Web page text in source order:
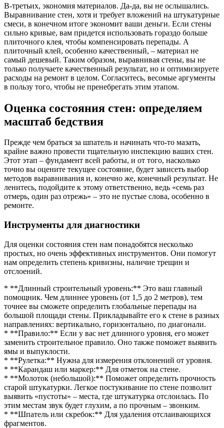
В-третьих, экономия материалов. Да-да, вы не ослышались.
Выравнивание стен, хотя и требует вложений на штукатурные
смеси, в конечном итоге экономит ваши деньги. Если стены
сильно кривые, вам придется использовать гораздо больше
плиточного клея, чтобы компенсировать перепады. А
плиточный клей, особенно качественный, – материал не
самый дешевый. Таким образом, выравнивая стены, вы не
только получаете качественный результат, но и оптимизируете
расходы на ремонт в целом. Согласитесь, весомые аргументы
в пользу того, чтобы не пренебрегать этим этапом.
Оценка состояния стен: определяем
масштаб бедствия
Прежде чем браться за шпатель и начинать что-то мазать,
крайне важно провести тщательную инспекцию ваших стен.
Этот этап – фундамент всей работы, и от того, насколько
точно вы оцените текущее состояние, будет зависеть выбор
методов выравнивания и, конечно же, конечный результат. Не
ленитесь, подойдите к этому ответственно, ведь «семь раз
отмерь, один раз отрежь» – это не пустые слова, особенно в
ремонте.
Инструменты для диагностики
Для оценки состояния стен нам понадобятся несколько
простых, но очень эффективных инструментов. Они помогут
нам определить степень кривизны, наличие трещин и
отслоений.
* **Длинный строительный уровень:** Это ваш главный
помощник. Чем длиннее уровень (от 1,5 до 2 метров), тем
точнее вы сможете определить глобальные перепады на
большой площади стены. Прикладывайте его к стене в разных
направлениях: вертикально, горизонтально, по диагонали.
* **Правило:** Если у вас нет длинного уровня, его может
заменить строительное правило. Оно также поможет выявить
ямы и выпуклости.
* **Рулетка:** Нужна для измерения отклонений от уровня.
* **Карандаш или маркер:** Для отметок на стене.
* **Молоток (небольшой):** Поможет определить прочность
старой штукатурки. Легкое постукивание по стене позволит
выявить «пустоты» – места, где штукатурка отслоилась. По
этим местам звук будет глухим, а по прочным – звонким.
* **Шпатель или скребок:** Для удаления отслаивающихся
фрагментов.